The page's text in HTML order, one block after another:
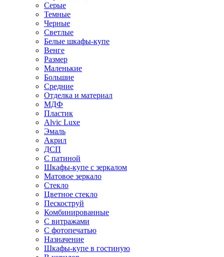
Серые
Темные
Черные
Светлые
Белые шкафы-купе
Венге
Размер
Маленькие
Большие
Средние
Отделка и материал
МДФ
Пластик
Alvic Luxe
Эмаль
Акрил
ДСП
С патиной
Шкафы-купе с зеркалом
Матовое зеркало
Стекло
Цветное стекло
Пескоструй
Комбинированные
С витражами
С фотопечатью
Назначение
Шкафы-купе в гостиную